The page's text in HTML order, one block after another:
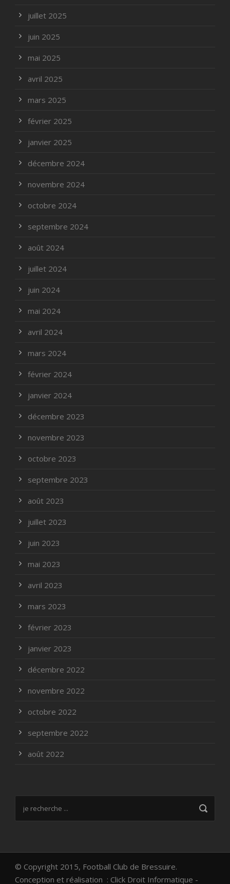
juillet 2025
juin 2025
mai 2025
avril 2025
mars 2025
février 2025
janvier 2025
décembre 2024
novembre 2024
octobre 2024
septembre 2024
août 2024
juillet 2024
juin 2024
mai 2024
avril 2024
mars 2024
février 2024
janvier 2024
décembre 2023
novembre 2023
octobre 2023
septembre 2023
août 2023
juillet 2023
juin 2023
mai 2023
avril 2023
mars 2023
février 2023
janvier 2023
décembre 2022
novembre 2022
octobre 2022
septembre 2022
août 2022
© Copyright 2015, Football Club de Bressuire.
Conception et réalisation : Click Droit Informatique -